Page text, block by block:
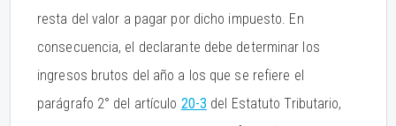
resta del valor a pagar por dicho impuesto. En
consecuencia, el declarante debe determinar los
ingresos brutos del año a los que se refiere el
parágrafo 2° del artículo 20-3 del Estatuto Tributario,